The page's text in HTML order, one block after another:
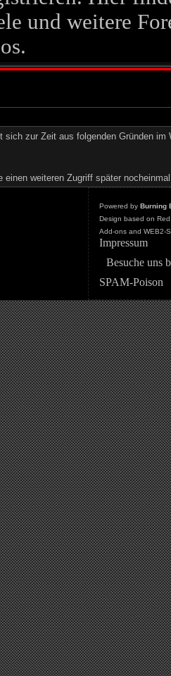
und weitere
sich zur Zeit aus folgenden Gründen im
einen weiteren Zugriff später
Powered by Burning
Design based on
Add-ons and WEB2-
Impressum
Besuche uns
SPAM-Poison